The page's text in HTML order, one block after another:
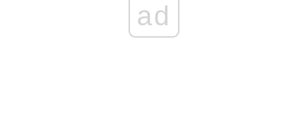
ad